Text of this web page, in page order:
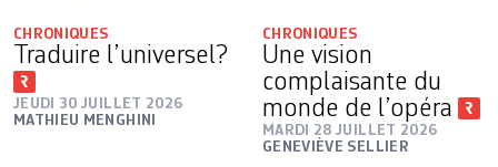
CHRONIQUES
Traduire l’universel?
JEUDI 30 JUILLET 2026
MATHIEU MENGHINI
CHRONIQUES
Une vision
complaisante du
monde de l’opéra
MARDI 28 JUILLET 2026
GENEVIÈVE SELLIER